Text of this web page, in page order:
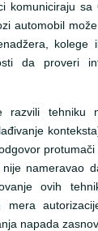
komuniciraju sa
automobil
kolege
da proveri
razvili tehniku
nameravao
ovih
mera
napada